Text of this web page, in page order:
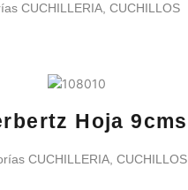
CUCHILLERIA, CUCHILLOS
Hoja 9cms
CUCHILLERIA CUCHILLOS